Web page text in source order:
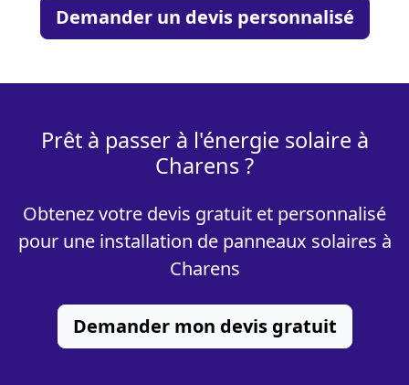
Demander un devis personnalisé
Prêt à passer à l'énergie solaire à
Charens ?
Obtenez votre devis gratuit et personnalisé
pour une installation de panneaux solaires à
Charens
Demander mon devis gratuit